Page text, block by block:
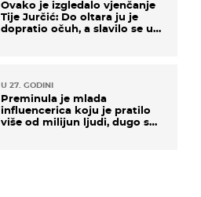
Ovako je izgledalo vjenčanje
Tije Jurčić: Do oltara ju je
dopratio očuh, a slavilo se uz
U 27. GODINI
Preminula je mlada
influencerica koju je pratilo
više od milijun ljudi, dugo se